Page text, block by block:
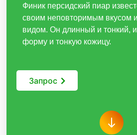
Финик персидский пиар
своим неповторимым вкусом
видом. Он длинный и тонкий,
форму и тонкую кожицу.
Запрос